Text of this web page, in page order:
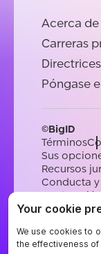
Acerca de
Carreras
Póngase
©BigID
Términos
Sus
Recursos
Conducta
English